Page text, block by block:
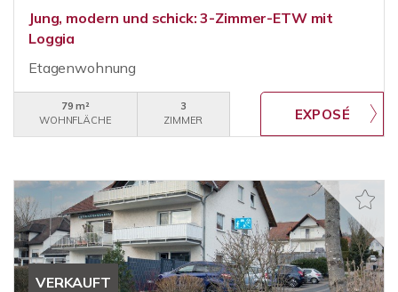
Jung, modern und schick: 3-Zimmer-ETW mit
Loggia
Etagenwohnung
79 m²
WOHNFLÄCHE
3
ZIMMER
VERKAUFT